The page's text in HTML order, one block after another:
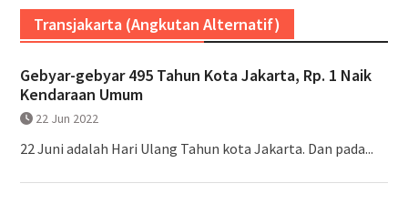
Transjakarta (Angkutan Alternatif)
Gebyar-gebyar 495 Tahun Kota Jakarta, Rp. 1 Naik
Kendaraan Umum
22 Jun 2022
22 Juni adalah Hari Ulang Tahun kota Jakarta. Dan pada...